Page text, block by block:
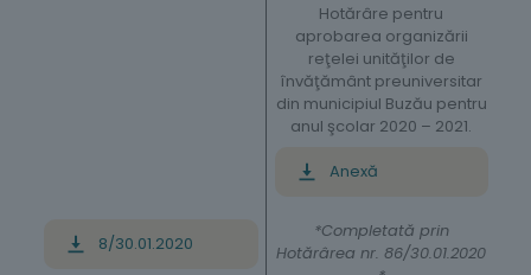
8/30.01.2020
Hotărâre pentru
aprobarea organizării
reţelei unităţilor de
învăţământ preuniversitar
din municipiul Buzău pentru
anul şcolar 2020 – 2021.
Anexă
*Completată prin
Hotărârea nr. 86/30.01.2020